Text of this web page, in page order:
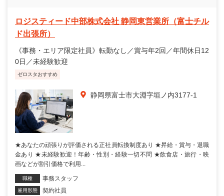
ロジスティード中部株式会社 静岡東営業所（富士チル
ド出張所）
《事務・エリア限定社員》転勤なし／賞与年2回／年間休日12
0日／未経験歓迎
ゼロスタおすすめ
静岡県富士市大淵字垣ノ内3177-1
★あなたの頑張りが評価される正社員転換制度あり ★昇給・賞与・退職
金あり ★未経験歓迎！年齢・性別・経験一切不問 ★飲食店・旅行・映
画などが割引価格で利用...
職種 事務スタッフ
雇用形態 契約社員